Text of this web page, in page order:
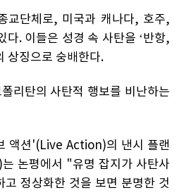
교단체로, 미국과 캐나다, 호주,
다. 이들은 성경 속 사탄을 ‘반항,
상징으로 숭배한다.
리탄의 사탄적 행보를 비난하는
액션'(Live Action)의 낸시 플랜
논평에서 "유명 잡지가 사탄사
고 정상화한 것을 보면 분명한 것